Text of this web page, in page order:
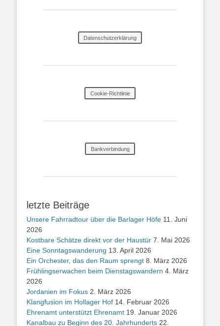
Datenschutzerklärung
Cookie-Richtlinie
Bankverbindung
letzte Beiträge
Unsere Fahrradtour über die Barlager Höfe 11. Juni
2026
Kostbare Schätze direkt vor der Haustür 7. Mai 2026
Eine Sonntagswanderung 13. April 2026
Ein Orchester, das den Raum sprengt 8. März 2026
Frühlingserwachen beim Dienstagswandern 4. März
2026
Jordanien im Fokus 2. März 2026
Klangfusion im Hollager Hof 14. Februar 2026
Ehrenamt unterstützt Ehrenamt 19. Januar 2026
Kanalbau zu Beginn des 20. Jahrhunderts 22.